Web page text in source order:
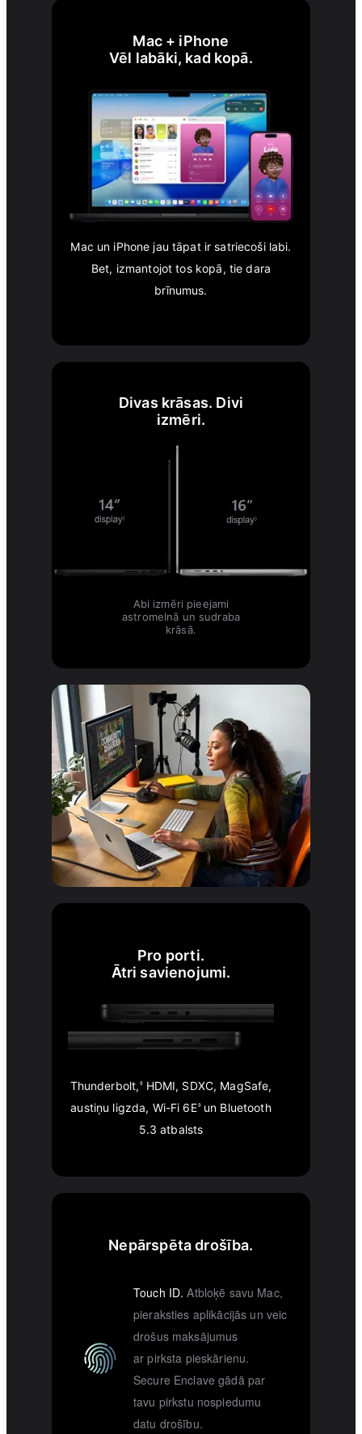
Mac + iPhone
Vēl labāki, kad kopā.
Mac un iPhone jau tāpat ir satriecoši labi.
Bet, izmantojot tos kopā, tie dara
brīnumus.
Divas krāsas. Divi
izmēri.
Abi izmēri pieejami
astromelnā un sudraba
krāsā.
Pro porti.
Ātri savienojumi.
Thunderbolt, ◊HDMI, SDXC, MagSafe,
austiņu ligzda, Wi-Fi 6E◊un Bluetooth
5.3 atbalsts
Nepārspēta drošība.
Touch ID. Atbloķē savu Mac,
pieraksties aplikācijās un veic
drošus maksājumus
ar pirksta pieskārienu.
Secure Enclave gādā par
tavu pirkstu nospiedumu
datu drošību.